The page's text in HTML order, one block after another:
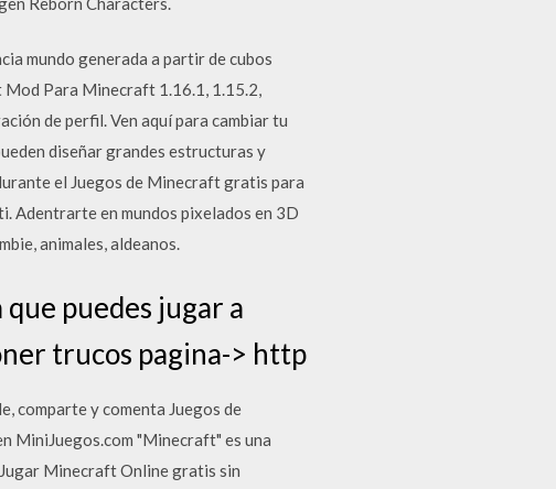
mundo generada a partir de cubos
Mod Para Minecraft 1.16.1, 1.15.2,
de perfil. Ven aquí para cambiar tu
diseñar grandes estructuras y
el Juegos de Minecraft gratis para
Adentrarte en mundos pixelados en 3D
animales, aldeanos.
puedes jugar a
trucos pagina-> http
comparte y comenta Juegos de
MiniJuegos.com "Minecraft" es una
Minecraft Online gratis sin